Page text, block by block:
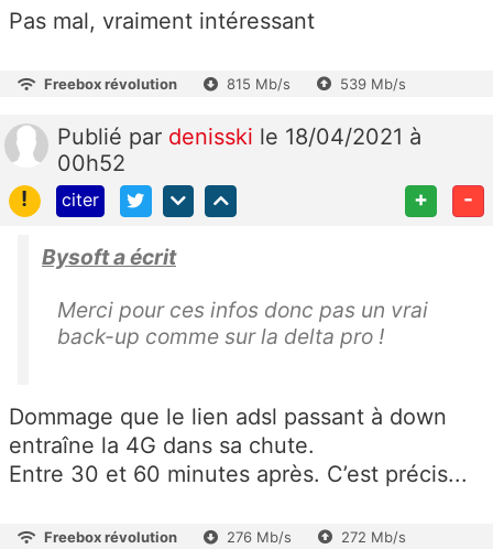
Pas mal, vraiment intéressant
Freebox révolution 815 Mb/s 539 Mb/s
Publié par denisski le 18/04/2021 à
00h52
!
citer + -
Bysoft a écrit
Merci pour ces infos donc pas un vrai
back-up comme sur la delta pro !
Dommage que le lien adsl passant à down
entraîne la 4G dans sa chute.
Entre 30 et 60 minutes après. C’est précis...
Freebox révolution 276 Mb/s 272 Mb/s